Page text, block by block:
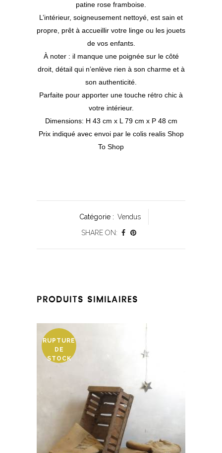
patine rose framboise.
L’intérieur, soigneusement nettoyé, est sain et
propre, prêt à accueillir votre linge ou les jouets
de vos enfants.
À noter : il manque une poignée sur le côté
droit, détail qui n’enlève rien à son charme et à
son authenticité.
Parfaite pour apporter une touche rétro chic à
votre intérieur.
Dimensions: H 43 cm x L 79 cm x P 48 cm
Prix indiqué avec envoi par le colis realis Shop
To Shop
Catégorie : Vendus
SHARE ON:
PRODUITS SIMILAIRES
RUPTURE
DE
STOCK